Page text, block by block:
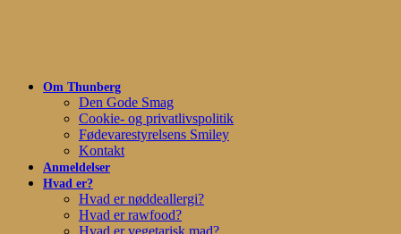
Om Thunberg
Den Gode Smag
Cookie- og privatlivspolitik
Fødevarestyrelsens Smiley
Kontakt
Anmeldelser
Hvad er?
Hvad er nøddeallergi?
Hvad er rawfood?
Hvad er vegetarisk mad?